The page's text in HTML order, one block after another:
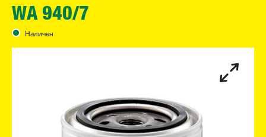
WA 940/7
Наличен